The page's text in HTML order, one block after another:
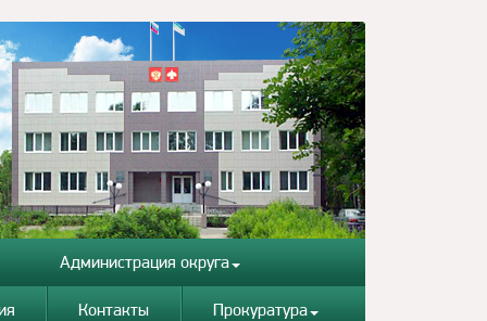
Администрация округа
Контакты Прокуратура